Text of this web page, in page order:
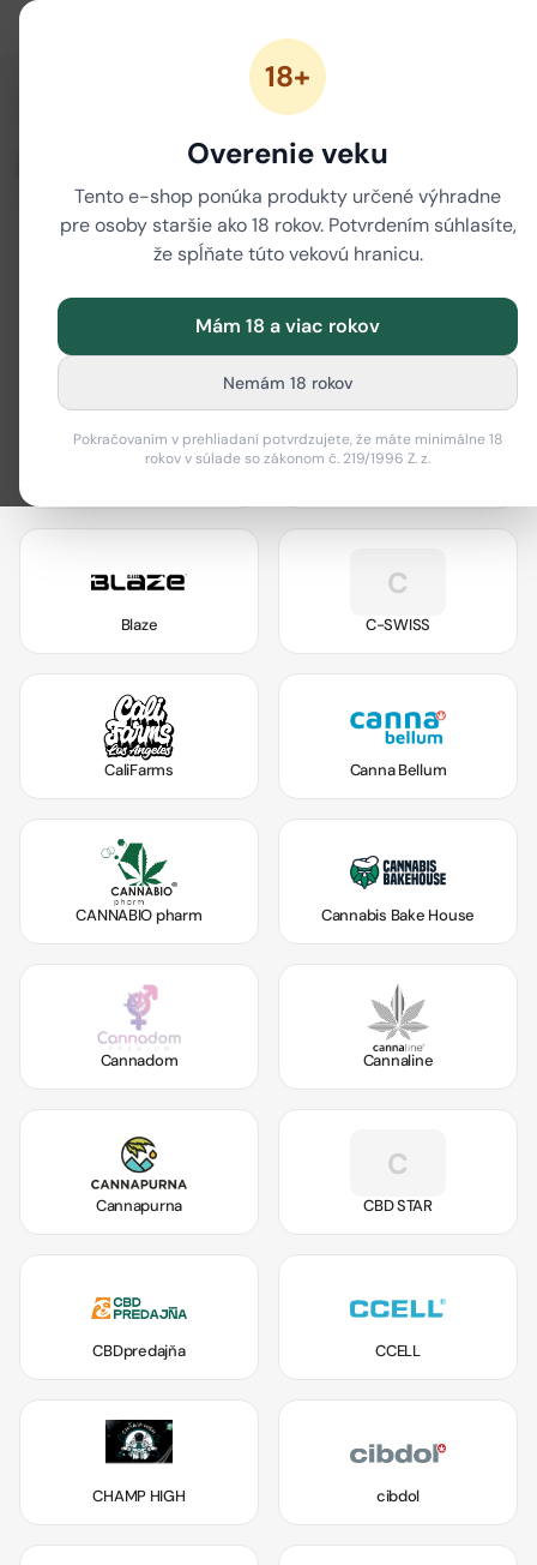
18+
Overenie veku
Tento e-shop ponúka produkty určené výhradne
pre osoby staršie ako 18 rokov. Potvrdením súhlasíte,
že spĺňate túto vekovú hranicu.
Mám 18 a viac rokov
Nemám 18 rokov
Pokračovaním v prehliadaní potvrdzujete, že máte minimálne 18
rokov v súlade so zákonom č. 219/1996 Z. z.
80 značiek
Best Buds
Blaze
C
C-SWISS
CaliFarms Canna Bellum
CANNABIO pharm Cannabis Bake House
Cannadom Cannaline
Cannapurna
C
CBD STAR
CBDpredajňa CCELL
CHAMP HIGH cibdol